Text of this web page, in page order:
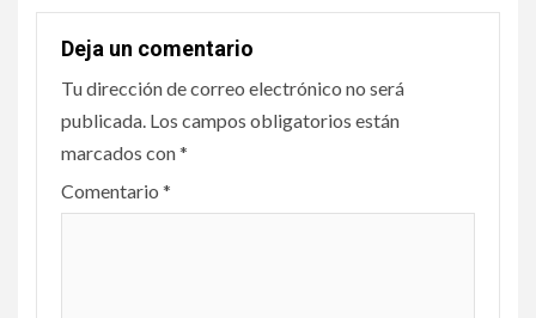
Deja un comentario
Tu dirección de correo electrónico no será
publicada. Los campos obligatorios están
marcados con*
Comentario *